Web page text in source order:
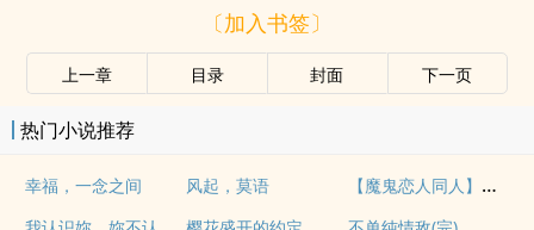
〔加入书签〕
上一章 目录 封面 下一页
热门小说推荐
幸福，一念之间 风起，莫语
【魔鬼恋人同人】罪恶的伊甸园